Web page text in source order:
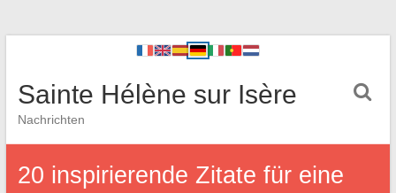
Sainte Hélène sur Isère
Nachrichten
20 inspirierende Zitate für eine